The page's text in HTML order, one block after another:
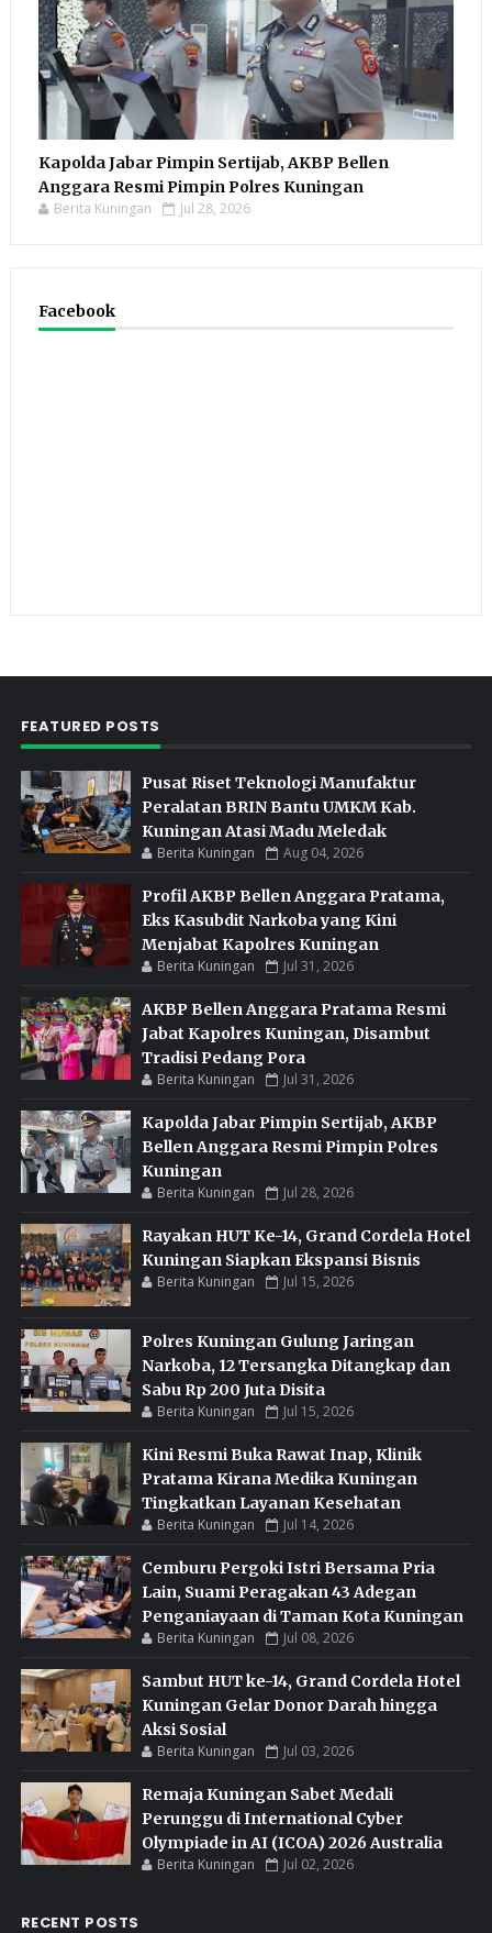
Kapolda Jabar Pimpin Sertijab, AKBP Bellen
Anggara Resmi Pimpin Polres Kuningan
Berita Kuningan Jul 28, 2026
Facebook
FEATURED POSTS
Pusat Riset Teknologi Manufaktur
Peralatan BRIN Bantu UMKM Kab.
Kuningan Atasi Madu Meledak
Berita Kuningan Aug 04, 2026
Profil AKBP Bellen Anggara Pratama,
Eks Kasubdit Narkoba yang Kini
Menjabat Kapolres Kuningan
Berita Kuningan Jul 31, 2026
AKBP Bellen Anggara Pratama Resmi
Jabat Kapolres Kuningan, Disambut
Tradisi Pedang Pora
Berita Kuningan Jul 31, 2026
Kapolda Jabar Pimpin Sertijab, AKBP
Bellen Anggara Resmi Pimpin Polres
Kuningan
Berita Kuningan Jul 28, 2026
Rayakan HUT Ke-14, Grand Cordela Hotel
Kuningan Siapkan Ekspansi Bisnis
Berita Kuningan Jul 15, 2026
Polres Kuningan Gulung Jaringan
Narkoba, 12 Tersangka Ditangkap dan
Sabu Rp 200 Juta Disita
Berita Kuningan Jul 15, 2026
Kini Resmi Buka Rawat Inap, Klinik
Pratama Kirana Medika Kuningan
Tingkatkan Layanan Kesehatan
Berita Kuningan Jul 14, 2026
Cemburu Pergoki Istri Bersama Pria
Lain, Suami Peragakan 43 Adegan
Penganiayaan di Taman Kota Kuningan
Berita Kuningan Jul 08, 2026
Sambut HUT ke-14, Grand Cordela Hotel
Kuningan Gelar Donor Darah hingga
Aksi Sosial
Berita Kuningan Jul 03, 2026
Remaja Kuningan Sabet Medali
Perunggu di International Cyber
Olympiade in AI (ICOA) 2026 Australia
Berita Kuningan Jul 02, 2026
RECENT POSTS